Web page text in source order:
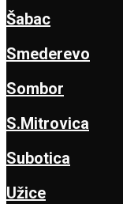
Šabac
Smederevo
Sombor
S.Mitrovica
Subotica
Užice